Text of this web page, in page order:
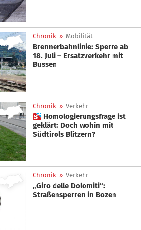
Chronik » Mobilität
Brennerbahnlinie: Sperre ab
18. Juli – Ersatzverkehr mit
Bussen
Chronik » Verkehr
 Homologierungsfrage ist
geklärt: Doch wohin mit
Südtirols Blitzern?
Chronik » Verkehr
„Giro delle Dolomiti“:
Straßensperren in Bozen